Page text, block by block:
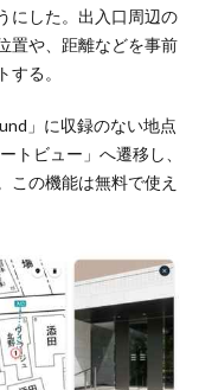
にした。出入口周辺の
置や、距離などを事前
る。
」に収録のない地点
トビュー」へ遷移し、
この機能は無料で使え